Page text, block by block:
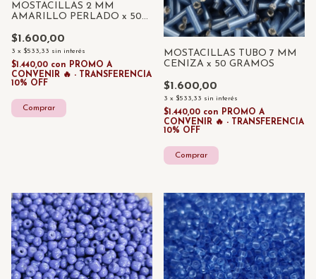
MOSTACILLAS 2 MM
AMARILLO PERLADO x 50
$1.600,00
3 x $533,33 sin interés
$1.440,00 con PROMO A
CONVENIR 🔥 - TRANSFERENCIA
10% OFF
MOSTACILLAS TUBO 7 MM
CENIZA x 50 GRAMOS
$1.600,00
3 x $533,33 sin interés
$1.440,00 con PROMO A
CONVENIR 🔥 - TRANSFERENCIA
10% OFF